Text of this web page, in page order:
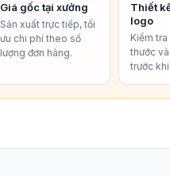
Giá gốc tại xưởng
Sản xuất trực tiếp, tối
ưu chi phí theo số
lượng đơn hàng.
Thiết
logo
Kiểm
thước
trước